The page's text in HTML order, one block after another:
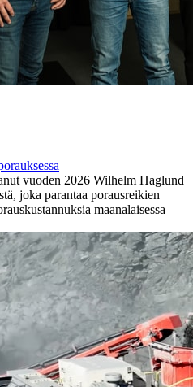
vuoden 2026 Wilhelm Haglund
joka parantaa porausreikien
maanalaisessa